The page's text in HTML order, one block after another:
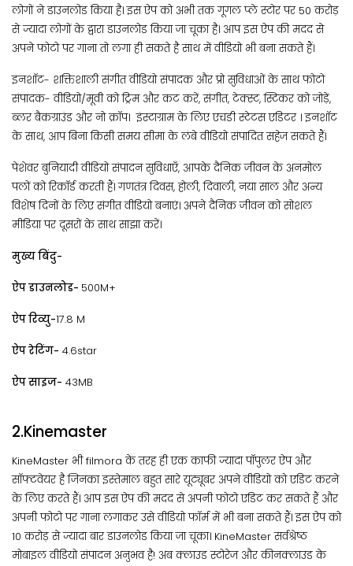
लोगों ने डाउनलोड किया है। इस ऐप को अभी तक गूगल प्ले स्टोर पर 50 करोड़
से ज्यादा लोगों के द्वारा डाउनलोड किया जा चूका है। आप इस ऐप की मदद से
अपने फोटो पर गाना तो लगा ही सकते है साथ में वीडियो भी बना सकते हैं।
इनशॉट- शक्तिशाली संगीत वीडियो संपादक और प्रो सुविधाओं के साथ फोटो
संपादक- वीडियो/मूवी को ट्रिम और कट करें, संगीत, टेक्स्ट, स्टिकर को जोड़ें,
ब्लर बैकग्राउंड और नो क्रॉप। इंस्टाग्राम के लिए एचडी स्टेटस एडिटर । इनशॉट
के साथ, आप बिना किसी समय सीमा के लंबे वीडियो संपादित सहेज सकते हैं।
पेशेवर बुनियादी वीडियो संपादन सुविधाएँ, आपके दैनिक जीवन के अनमोल
पलों को रिकॉर्ड करती हैं। गणतंत्र दिवस, होली, दिवाली, नया साल और अन्य
विशेष दिनों के लिए संगीत वीडियो बनाएं। अपने दैनिक जीवन को सोशल
मीडिया पर दूसरों के साथ साझा करें।
मुख्य बिंदु-
ऐप डाउनलोड- 500M+
ऐप रिव्यु-17.8 M
ऐप रेटिंग- 4.6star
ऐप साइज- 43MB
2.Kinemaster
KineMaster भी filmora के तरह ही एक काफी ज्यादा पॉपुलर ऐप और
सॉफ्टवेयर है जिनका इस्तेमाल बहुत सारे यूट्यूबर अपने वीडियो को एडिट करने
के लिए करते हैं। आप इस ऐप की मदद से अपनी फोटो एडिट कर सकते हैं और
अपनी फोटो पर गाना लगाकर उसे वीडियो फॉर्म में भी बना सकते हैं। इस ऐप को
10 करोड़ से ज्यादा बार डाउनलोड किया जा चूका। KineMaster सर्वश्रेष्ठ
मोबाइल वीडियो संपादन अनुभव है! अब क्लाउड स्टोरेज और कीनक्लाउड के